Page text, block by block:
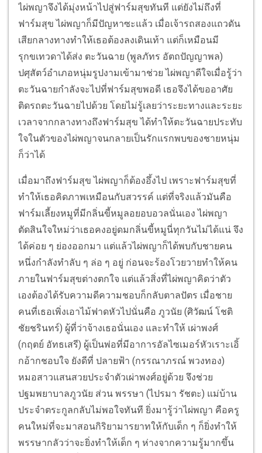
ไผ่พญาจึงได้มุ่งหน้าไปสู่ฟาร์มสุขทันที แต่ยังไม่ถึงที่
ฟาร์มสุข ไผ่พญาก็มีปัญหาซะแล้ว เมื่อเจ้ารถสองแถวดัน
เสียกลางทางทำให้เธอต้องลงเดินเท้า แต่ก็เหมือนมี
รุกขเทวดาได้ส่ง ตะวันฉาย (พูลภัทร อัตถปัญญาพล)
ปศุสัตว์อำเภอหนุ่มรูปงามเข้ามาช่วย ไผ่พญาดีใจเมื่อรู้ว่า
ตะวันฉายกำลังจะไปที่ฟาร์มสุขพอดี เธอจึงได้ขออาศัย
ติดรถตะวันฉายไปด้วย โดยไม่รู้เลยว่าระยะทางและระยะ
เวลาจากกลางทางถึงฟาร์มสุข ได้ทำให้ตะวันฉายประทับ
ใจในตัวของไผ่พญาจนกลายเป็นรักแรกพบของชายหนุ่ม
ก็ว่าได้
เมื่อมาถึงฟาร์มสุข ไผ่พญาก็ต้องอึ้งไป เพราะฟาร์มสุขที่
ทำให้เธอคิดภาพเหมือนกับสวรรค์ แต่ที่จริงแล้วมันคือ
ฟาร์มเลี้ยงหมูที่มีกลิ่นขี้หมูลอยอบอวลนั่นเอง ไผ่พญา
ตัดสินใจใหม่ว่าเธอคงอยู่ดมกลิ่นขี้หมูนี่ทุกวันไม่ได้แน่ จึง
ได้ค่อย ๆ ย่องออกมา แต่แล้วไผ่พญาก็ได้พบกับชายคน
หนึ่งกำลังทำลับ ๆ ล่อ ๆ อยู่ ก่อนจะร้องโวยวายทำให้คน
ภายในฟาร์มสุขต่างตกใจ แต่แล้วสิ่งที่ไผ่พญาคิดว่าตัว
เองต้องได้รับความดีความชอบก็กลับตาลปัตร เมื่อชาย
คนที่เธอเพิ่งเอาไม้ฟาดหัวไปนั่นคือ ภูวนัย (ศิวัฒน์ โชติ
ชัยชรินทร์) ผู้ที่ว่าจ้างเธอนั่นเอง และทำให้ เผ่าพงศ์
(กฤตย์ อัทธเสรี) ผู้เป็นพ่อที่มีอาการอัลไซเมอร์หัวเราะเอิ้
กอ้ากชอบใจ ยังดีที่ ปลายฟ้า (กรรณาภรณ์ พวงทอง)
หมอสาวแสนสวยประจำตัวเผ่าพงศ์อยู่ด้วย จึงช่วย
ปฐมพยาบาลภูวนัย ส่วน พรรษา (ไปรมา รัชตะ) แม่บ้าน
ประจำตระกูลกลับไม่พอใจทันที ยิ่งมารู้ว่าไผ่พญา คือครู
คนใหม่ที่จะมาสอนกิริยามารยาทให้กับเด็ก ๆ ก็ยิ่งทำให้
พรรษากลัวว่าจะยิ่งทำให้เด็ก ๆ ห่างจากความรู้มากขึ้น